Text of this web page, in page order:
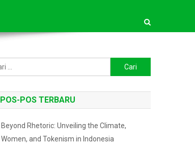
untuk:
POS-POS TERBARU
Beyond Rhetoric: Unveiling the Climate,
Women, and Tokenism in Indonesia